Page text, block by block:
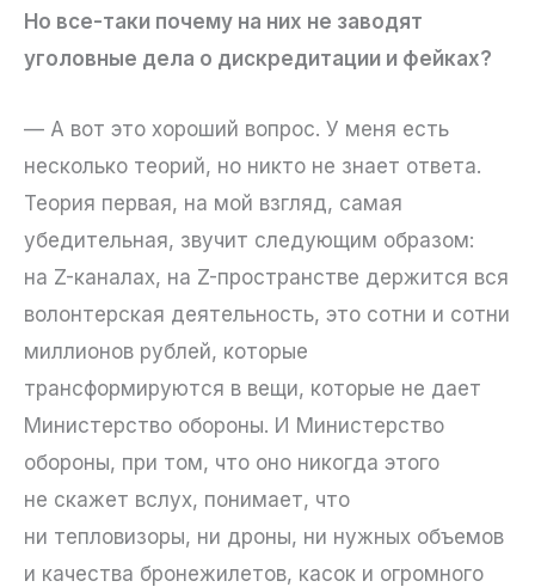
Но все-таки почему на них не заводят
уголовные дела о дискредитации и фейках?
— А вот это хороший вопрос. У меня есть
несколько теорий, но никто не знает ответа.
Теория первая, на мой взгляд, самая
убедительная, звучит следующим образом:
на Z-каналах, на Z-пространстве держится вся
волонтерская деятельность, это сотни и сотни
миллионов рублей, которые
трансформируются в вещи, которые не дает
Министерство обороны. И Министерство
обороны, при том, что оно никогда этого
не скажет вслух, понимает, что
ни тепловизоры, ни дроны, ни нужных объемов
и качества бронежилетов, касок и огромного